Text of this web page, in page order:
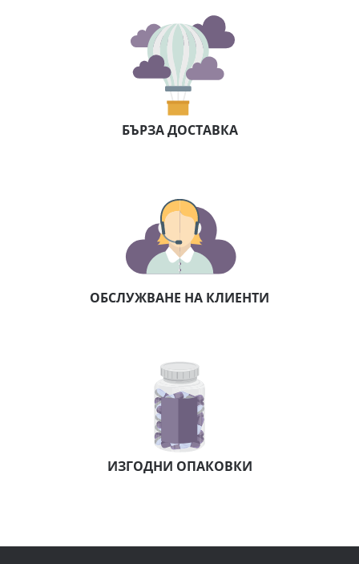
БЪРЗА ДОСТАВКА
ОБСЛУЖВАНЕ НА КЛИЕНТИ
ИЗГОДНИ ОПАКОВКИ